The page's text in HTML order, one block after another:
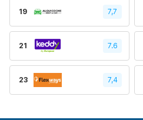
19 7,7
21 7.6
23 7,4